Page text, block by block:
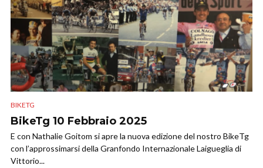
BIKETG
BikeTg 10 Febbraio 2025
E con Nathalie Goitom si apre la nuova edizione del nostro BikeTg
con l’approssimarsi della Granfondo Internazionale Laigueglia di
Vittorio...